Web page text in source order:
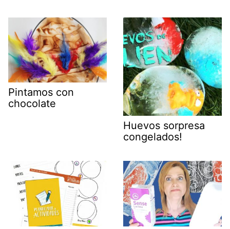
Pintamos con
chocolate
Huevos sorpresa
congelados!